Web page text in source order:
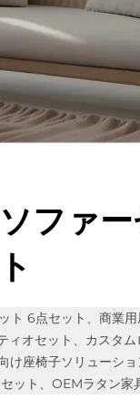
ファ
ト 6点セット、商業
ィオセット、カスタム
け座椅子ソリューシ
ット、OEMラタン家